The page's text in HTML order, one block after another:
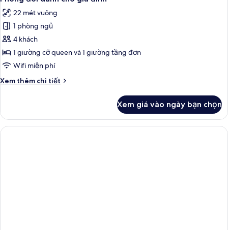
22 mét vuông
1 phòng ngủ
4 khách
1 giường cỡ queen và 1 giường tầng đơn
Wifi miễn phí
Xem thêm chi tiết
Chi
Phòng
đôi
dành
Xem giá vào ngày bạn chọn